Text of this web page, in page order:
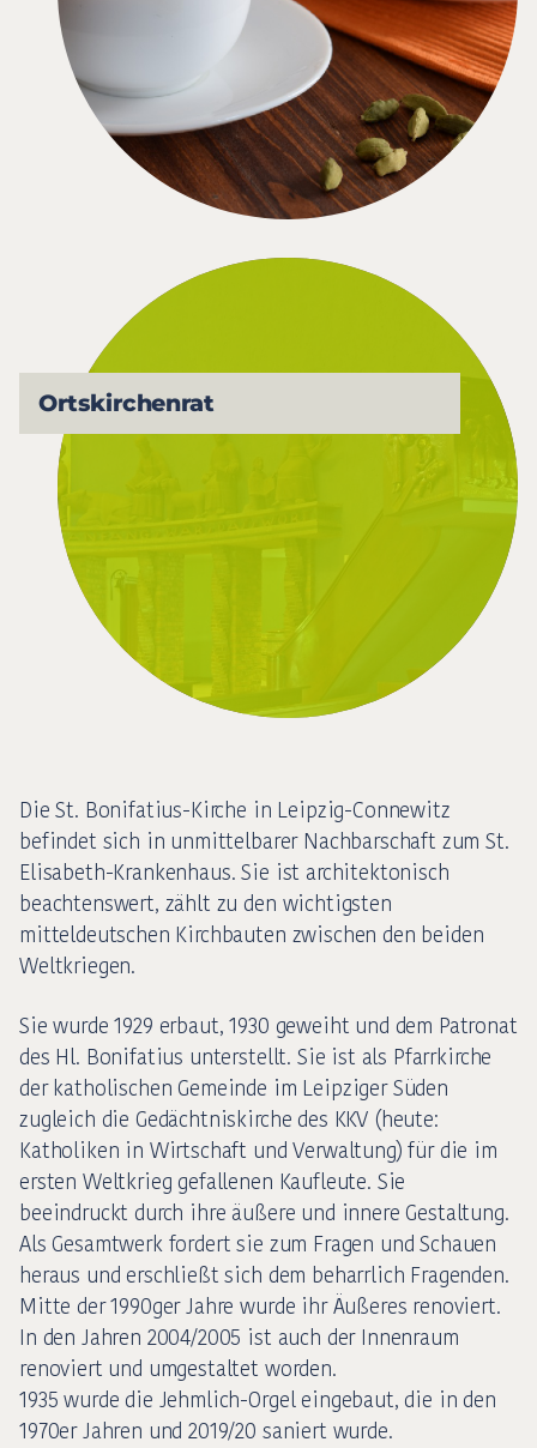
Ortskirchenrat
Die St. Bonifatius-Kirche in Leipzig-Connewitz
befindet sich in unmittelbarer Nachbarschaft zum St.
Elisabeth-Krankenhaus. Sie ist architektonisch
beachtenswert, zählt zu den wichtigsten
mitteldeutschen Kirchbauten zwischen den beiden
Weltkriegen.
Sie wurde 1929 erbaut, 1930 geweiht und dem Patronat
des Hl. Bonifatius unterstellt. Sie ist als Pfarrkirche
der katholischen Gemeinde im Leipziger Süden
zugleich die Gedächtniskirche des KKV (heute:
Katholiken in Wirtschaft und Verwaltung) für die im
ersten Weltkrieg gefallenen Kaufleute. Sie
beeindruckt durch ihre äußere und innere Gestaltung.
Als Gesamtwerk fordert sie zum Fragen und Schauen
heraus und erschließt sich dem beharrlich Fragenden.
Mitte der 1990ger Jahre wurde ihr Äußeres renoviert.
In den Jahren 2004/2005 ist auch der Innenraum
renoviert und umgestaltet worden.
1935 wurde die Jehmlich-Orgel eingebaut, die in den
1970er Jahren und 2019/20 saniert wurde.